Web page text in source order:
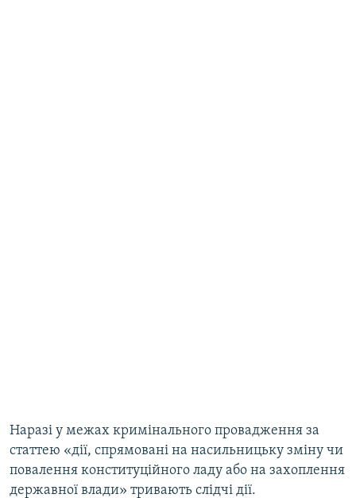
Наразі у межах кримінального провадження за
статтею «дії, спрямовані на насильницьку зміну чи
повалення конституційного ладу або на захоплення
державної влади» тривають слідчі дії.